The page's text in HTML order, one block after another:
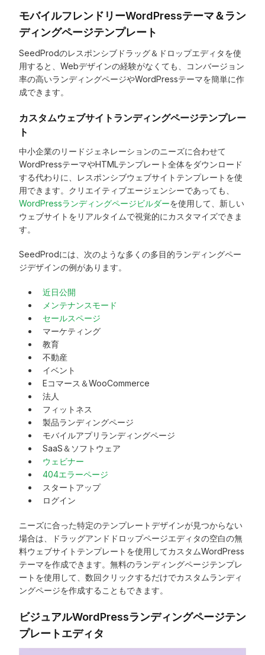
モバイルフレンドリーWordPressテーマ＆ラン
ディングページテンプレート
SeedProdのレスポンシブドラッグ＆ドロップエディタを使
用すると、Webデザインの経験がなくても、コンバージョン
率の高いランディングページやWordPressテーマを簡単に作
成できます。
カスタムウェブサイトランディングページテンプレー
ト
中小企業のリードジェネレーションのニーズに合わせて
WordPressテーマやHTMLテンプレート全体をダウンロード
する代わりに、レスポンシブウェブサイトテンプレートを使
用できます。クリエイティブエージェンシーであっても、
WordPressランディングページビルダーを使用して、新しい
ウェブサイトをリアルタイムで視覚的にカスタマイズできま
す。
SeedProdには、次のような多くの多目的ランディングペー
ジデザインの例があります。
近日公開
メンテナンスモード
セールスページ
マーケティング
教育
不動産
イベント
Eコマース＆WooCommerce
法人
フィットネス
製品ランディングページ
モバイルアプリランディングページ
SaaS＆ソフトウェア
ウェビナー
404エラーページ
スタートアップ
ログイン
ニーズに合った特定のテンプレートデザインが見つからない
場合は、ドラッグアンドドロップページエディタの空白の無
料ウェブサイトテンプレートを使用してカスタムWordPress
テーマを作成できます。無料のランディングページテンプレ
ートを使用して、数回クリックするだけでカスタムランディ
ングページを作成することもできます。
ビジュアルWordPressランディングページテン
プレートエディタ